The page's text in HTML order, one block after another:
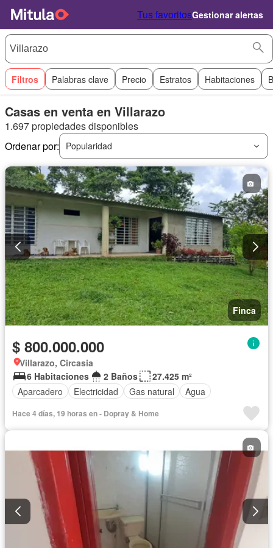
Tus favoritosGestionar alertas
Filtros Palabras clave Precio Estratos Habitaciones
Casas en venta en Villarazo
1.697 propiedades disponibles
Ordenar por:
Popularidad
Finca
$ 800.000.000
Villarazo, Circasia
6 Habitaciones
2 Baños
27.425 m²
Aparcadero
Electricidad Gas natural Agua
Hace 4 días, 19 horas en - Dopray & Home